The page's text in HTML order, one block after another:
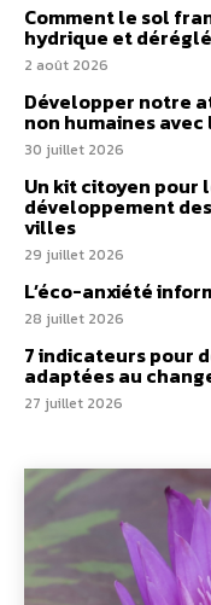
Comment le sol
hydrique et
2 août 2026
Développer notre
non humaines
30 juillet 2026
Un kit citoyen pour
développement
villes
29 juillet 2026
L’éco-anxiété
28 juillet 2026
7 indicateurs pour
adaptées au
27 juillet 2026